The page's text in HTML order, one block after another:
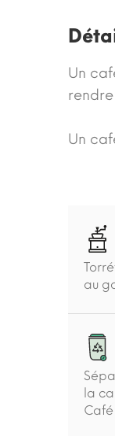
Un
rendre
Un
au
la